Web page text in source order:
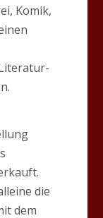
Komik,
die
dem